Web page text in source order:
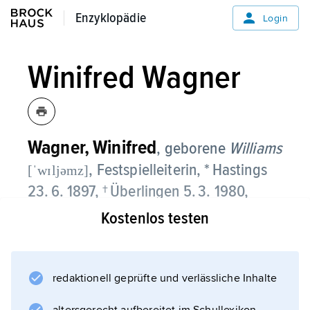
Enzyklopädie
Enzyklopädie Login
Winifred Wagner
Wagner,Winifred, geborene Williams
[ˈwɪljəmz], Festspielleiterin, * Hastings
23. 6. 1897, † Überlingen 5. 3. 1980,
Adoptivtochter von
Siegfried Helferich Richard Wagner
Kostenlos testen
redaktionell geprüfte und verlässliche Inhalte